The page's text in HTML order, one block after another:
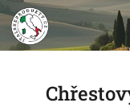
Přejít
na
obsah